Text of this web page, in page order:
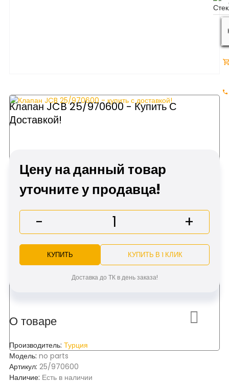
Клапан JCB 25/970600 - Купить С
Доставкой!
О товаре
Производитель: Турция
Модель: no parts
Артикул: 25/970600
Наличие: Есть в наличии
Цену на данный товар
уточните у продавца!
- +
КУПИТЬ КУПИТЬ В 1 КЛИК
Доставка до ТК в день заказа!